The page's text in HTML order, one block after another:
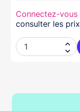
au panier
Connectez-vous
consulter les prix

